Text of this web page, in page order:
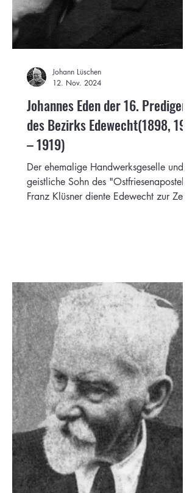
Johannes Eden der 16. Prediger
des Bezirks Edewecht(1898, 1911
– 1919)
Der ehemalige Handwerksgeselle und
geistliche Sohn des "Ostfriesenapostels"
Franz Klüsner diente Edewecht zur Zeit
Johann Lüschen
12. Nov. 2024